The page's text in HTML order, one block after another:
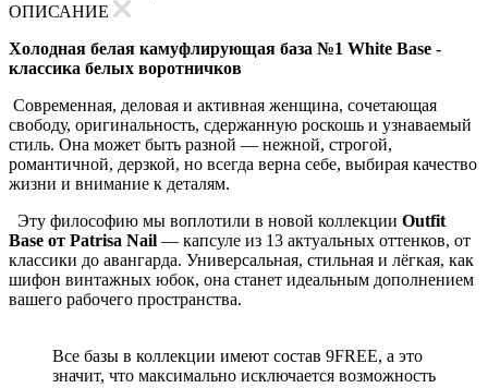
ОПИСАНИЕ
Холодная белая камуфлирующая база №1 White Base -
классика белых воротничков
Современная, деловая и активная женщина, сочетающая
свободу, оригинальность, сдержанную роскошь и узнаваемый
стиль. Она может быть разной — нежной, строгой,
романтичной, дерзкой, но всегда верна себе, выбирая качество
жизни и внимание к деталям.
Эту философию мы воплотили в новой коллекции Outfit
Base от Patrisa Nail — капсуле из 13 актуальных оттенков, от
классики до авангарда. Универсальная, стильная и лёгкая, как
шифон винтажных юбок, она станет идеальным дополнением
вашего рабочего пространства.
Все базы в коллекции имеют состав 9FREE, а это
значит, что максимально исключается возможность